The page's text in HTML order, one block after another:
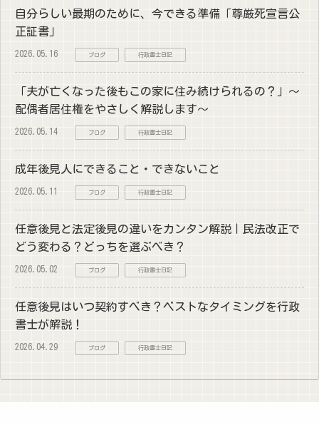
自分らしい最期のために、今できる準備「尊厳死宣言公
正証書」
2026.05.16 ブログ 行政書士日記
「夫が亡くなった後もこの家に住み続けられるの？」～
配偶者居住権をやさしく解説します～
2026.05.14 ブログ 行政書士日記
成年後見人にできること・できないこと
2026.05.11 ブログ 行政書士日記
任意後見と法定後見の違いをカンタン解説｜民法改正で
どう変わる？どっちを選ぶべき？
2026.05.02 ブログ 行政書士日記
任意後見はいつ契約すべき？ベストなタイミングを行政
書士が解説！
2026.04.29 ブログ 行政書士日記